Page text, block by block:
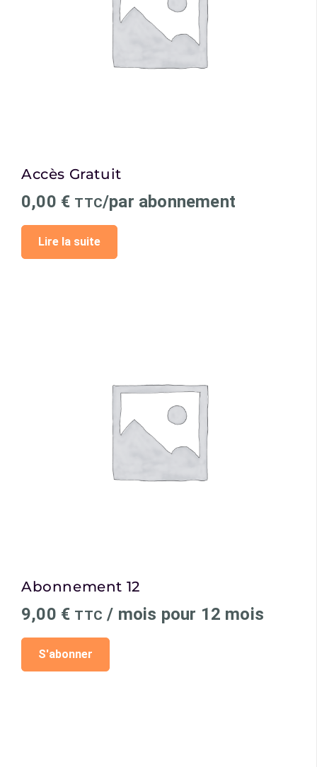
Accès Gratuit
0,00 € TTC/par abonnement
Lire la suite
Abonnement 12
9,00 € TTC / mois pour 12 mois
S'abonner